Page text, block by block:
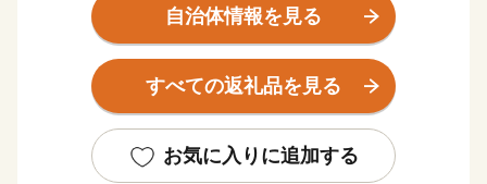
東日本大震災により甚大な被害を受けましたが、再生と
さらなる発展につながる「創造的な復興」に向けた取り
組みを推進し、県民の皆さんと力を合わせ、魅力ある宮
城を築いてまいります。
自治体情報を見る
すべての返礼品を見る
お気に入りに追加する